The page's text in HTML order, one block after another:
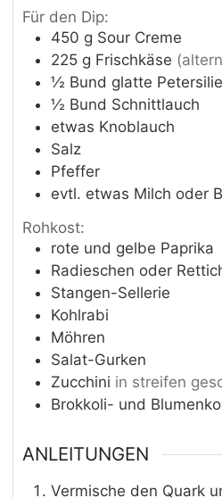
Für den Dip:
450 g Sour Creme
225 g Frischkäse
½ Bund glatte Petersilie
½ Bund Schnittlauch
etwas Knoblauch
Salz
Pfeffer
evtl. etwas Milch oder
Rohkost:
rote und gelbe Paprika
Radieschen oder
Stangen-Sellerie
Kohlrabi
Möhren
Salat-Gurken
Zucchini in streifen
Brokkoli- und
ANLEITUNGEN
Vermische den Quark